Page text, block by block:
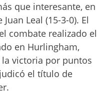
que interesante, en
Leal (15-3-0). El
combate realizado el
en Hurlingham,
victoria por puntos
el título de